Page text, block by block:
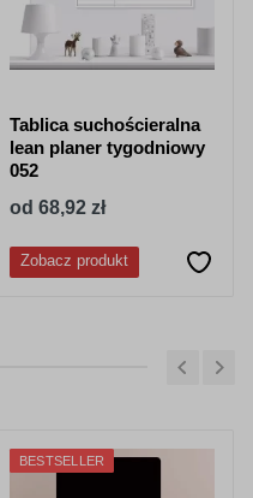
Tablica suchościeralna
lean planer tygodniowy
052
od 68,92 zł
Zobacz produkt
BESTSELLER